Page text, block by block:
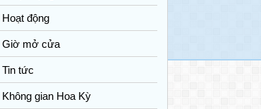
Hoạt động
Giờ mở cửa
Tin tức
Không gian Hoa Kỳ